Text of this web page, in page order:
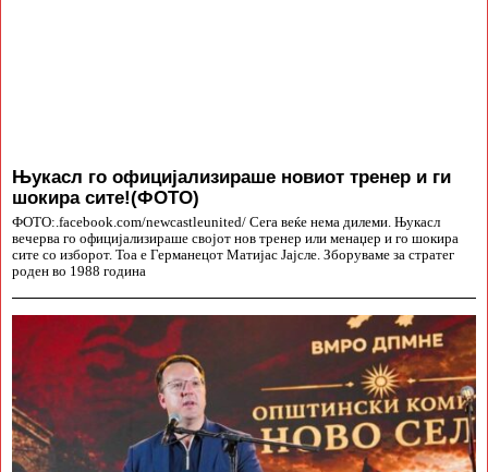
Њукасл го официјализираше новиот тренер и ги
шокира сите!(ФОТО)
ФОТО:.facebook.com/newcastleunited/ Сега веќе нема дилеми. Њукасл
вечерва го официјализираше својот нов тренер или менаџер и го шокира
сите со изборот. Тоа е Германецот Матијас Јајсле. Зборуваме за стратег
роден во 1988 година